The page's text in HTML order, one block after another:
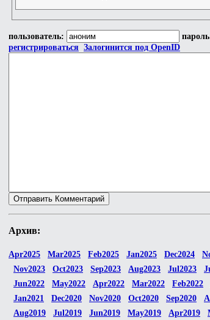
пользователь: пароль
регистрироваться Залогинится под OpenID
Архив:
Apr2025 Mar2025 Feb2025 Jan2025 Dec2024
Nov2023
Oct2023 Sep2023 Aug2023 Jul2023
Jun2022
May2022 Apr2022 Mar2022 Feb2022
Jan2021
Dec2020 Nov2020 Oct2020 Sep2020
Aug2019
Jul2019 Jun2019 May2019 Apr2019